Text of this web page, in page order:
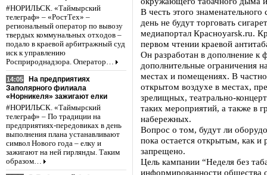
#НОРИЛЬСК. «Таймырский
телеграф» – «РостТех» –
региональный оператор по вывозу
твердых коммунальных отходов –
подало в краевой арбитражный суд
иск к управлению
Росприроднадзора. Оператор…
14:05
На предприятиях
Заполярного филиала
«Норникеля» зажигают елки
#НОРИЛЬСК. «Таймырский
телеграф» – По традиции на
предприятиях-передовиках в день
выполнения плана устанавливают
символ Нового года – елку и
зажигают на ней гирлянды. Таким
образом…
В честь этого
день не будут торговать
медиапортал Красноyarsk.ru.
первом чтении краевой
Он разработан в дополнение к
дополнительные ограничения
местах и помещениях. В
открытом воздухе в местах,
зрелищных, театрально-
таких мероприятий, а также в
набережных.
Вопрос о том, будут ли
пока остается открытым, как
запрещено.
Цель кампании “Неделя без
информированности общества